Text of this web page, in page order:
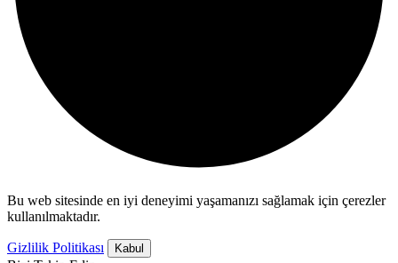
Bu web sitesinde en iyi deneyimi yaşamanızı sağlamak için çerezler
kullanılmaktadır.
Gizlilik Politikası Kabul